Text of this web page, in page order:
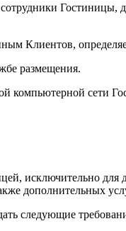
Клиентов,
размещения.
компьютерной сети
исключительно
дополнительных
следующие